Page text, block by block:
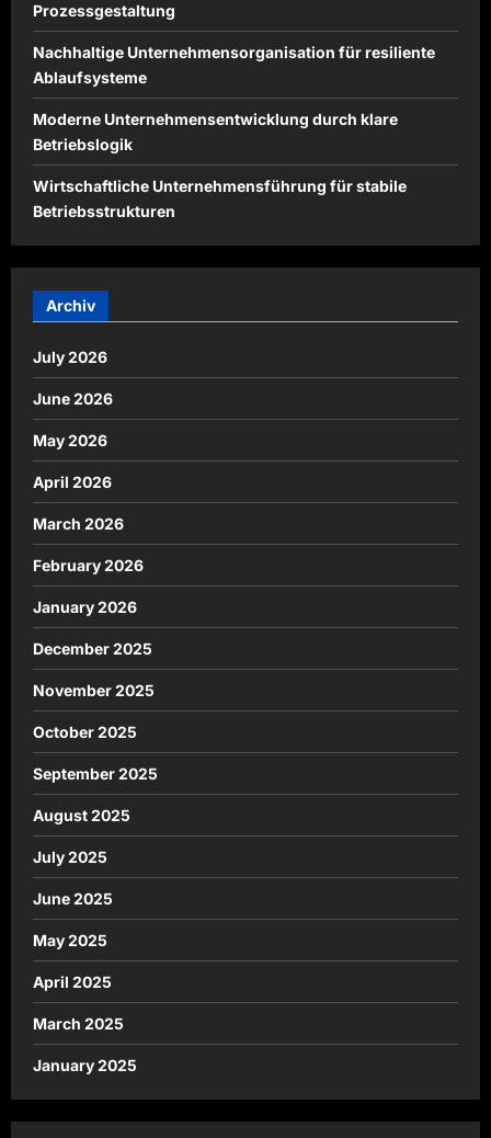
Prozessgestaltung
Nachhaltige Unternehmensorganisation für resiliente
Ablaufsysteme
Moderne Unternehmensentwicklung durch klare
Betriebslogik
Wirtschaftliche Unternehmensführung für stabile
Betriebsstrukturen
Archiv
July 2026
June 2026
May 2026
April 2026
March 2026
February 2026
January 2026
December 2025
November 2025
October 2025
September 2025
August 2025
July 2025
June 2025
May 2025
April 2025
March 2025
January 2025